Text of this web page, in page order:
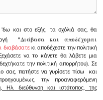
'δω και στο εξής, τα σχόλιά σας, θα
"Διάβασα και αποδέχομαι
διαβάσατεκι αποδέχεστε την πολιτική
να το κάνετε θα λάβετε μια
την πολιτική απορρήτου). Σε
σας, πατήστε να γυρίσετε πίσω και
την προαναφερόμενη
διεύθυνση και ιστότοπος, της